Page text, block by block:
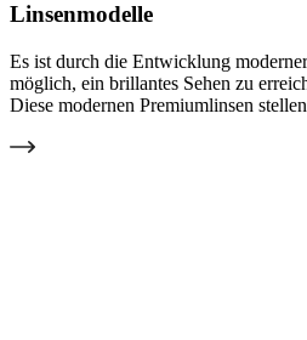
Linsenmodelle
Es ist durch die Entwicklung
möglich, ein brillantes Sehen zu
Diese modernen Premiumlinsen